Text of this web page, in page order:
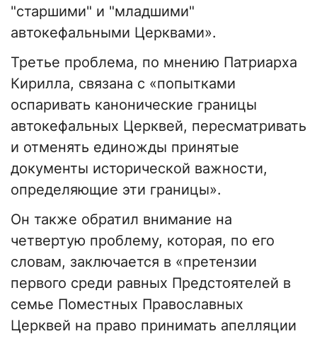
"старшими" и "младшими"
автокефальными Церквами».
Третье проблема, по мнению Патриарха
Кирилла, связана с «попытками
оспаривать канонические границы
автокефальных Церквей, пересматривать
и отменять единожды принятые
документы исторической важности,
определяющие эти границы».
Он также обратил внимание на
четвертую проблему, которая, по его
словам, заключается в «претензии
первого среди равных Предстоятелей в
семье Поместных Православных
Церквей на право принимать апелляции